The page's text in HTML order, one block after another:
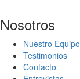
Nosotros
Nuestro Equipo
Testimonios
Contacto